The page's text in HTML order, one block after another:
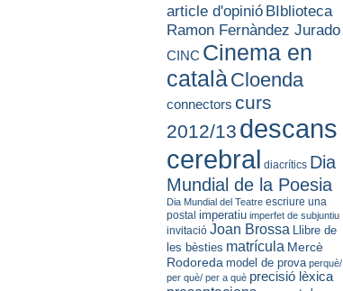
article d'opinió BIblioteca
Ramon Fernàndez Jurado
CINC Cinema en
catalàCloenda
connectors curs
2012/13 descans
cerebral diacrítics Dia
Mundial de la Poesia
Dia Mundial del Teatre escriure una
postal imperatiu imperfet de subjuntiu
invitació Joan Brossa
Llibre de
les bèsties matrícula Mercè
Rodoreda model de prova perquè/
per què/ per a què precisió lèxica